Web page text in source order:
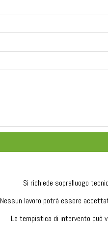
Si richiede sopralluogo
Nessun lavoro potrà essere
La tempistica di intervento può